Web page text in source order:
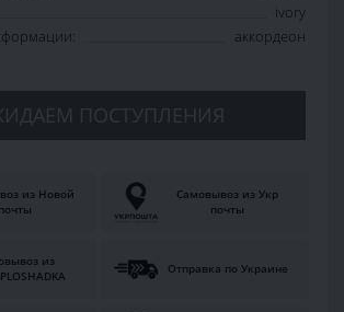
ivory
аккордеон
ПОСТУПЛЕНИЯ
из Новой
почты
Самовывоз из Укр
почты
из
Отправка по Украине